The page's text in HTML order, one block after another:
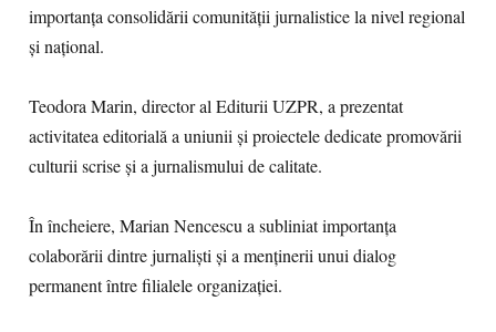
importanța consolidării comunității jurnalistice la nivel regional
și național.
Teodora Marin, director al Editurii UZPR, a prezentat
activitatea editorială a uniunii și proiectele dedicate promovării
culturii scrise și a jurnalismului de calitate.
În încheiere, Marian Nencescu a subliniat importanța
colaborării dintre jurnaliști și a menținerii unui dialog
permanent între filialele organizației.